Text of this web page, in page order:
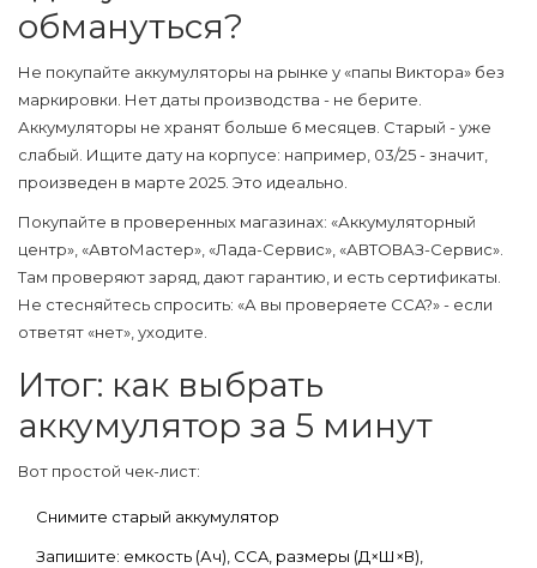
обмануться?
Не покупайте аккумуляторы на рынке у «папы Виктора» без
маркировки. Нет даты производства - не берите.
Аккумуляторы не хранят больше 6 месяцев. Старый - уже
слабый. Ищите дату на корпусе: например, 03/25 - значит,
произведен в марте 2025. Это идеально.
Покупайте в проверенных магазинах: «Аккумуляторный
центр», «АвтоМастер», «Лада-Сервис», «АВТОВАЗ-Сервис».
Там проверяют заряд, дают гарантию, и есть сертификаты.
Не стесняйтесь спросить: «А вы проверяете CCA?» - если
ответят «нет», уходите.
Итог: как выбрать
аккумулятор за 5 минут
Вот простой чек-лист:
Снимите старый аккумулятор
Запишите: емкость (Ач), CCA, размеры (Д×Ш×В),